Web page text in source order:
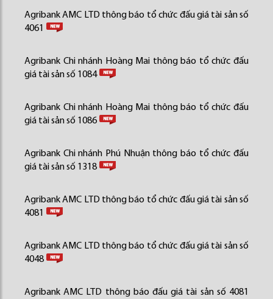
Agribank AMC LTD thông báo tổ chức đấu giá tài sản số
4061
Agribank Chi nhánh Hoàng Mai thông báo tổ chức đấu
giá tài sản số 1084
Agribank Chi nhánh Hoàng Mai thông báo tổ chức đấu
giá tài sản số 1086
Agribank Chi nhánh Phú Nhuận thông báo tổ chức đấu
giá tài sản số 1318
Agribank AMC LTD thông báo tổ chức đấu giá tài sản số
4081
Agribank AMC LTD thông báo tổ chức đấu giá tài sản số
4048
Agribank AMC LTD thông báo đấu giá tài sản số 4081